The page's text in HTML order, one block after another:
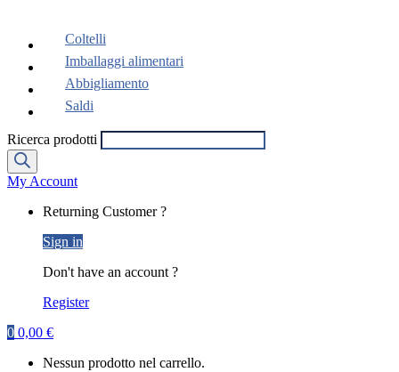
Coltelli
Imballaggi alimentari
Abbigliamento
Saldi
Ricerca prodotti
My Account
Returning Customer ?
Sign in
Don't have an account ?
Register
0 0,00 €
Nessun prodotto nel carrello.